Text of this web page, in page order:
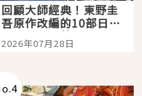
回顧大師經典！東野圭
吾原作改編的10部日本
影視作品推薦
2026年07月28日
4